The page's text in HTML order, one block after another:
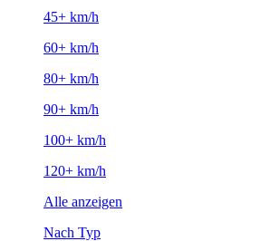
45+ km/h
60+ km/h
80+ km/h
90+ km/h
100+ km/h
120+ km/h
Alle anzeigen
Nach Typ